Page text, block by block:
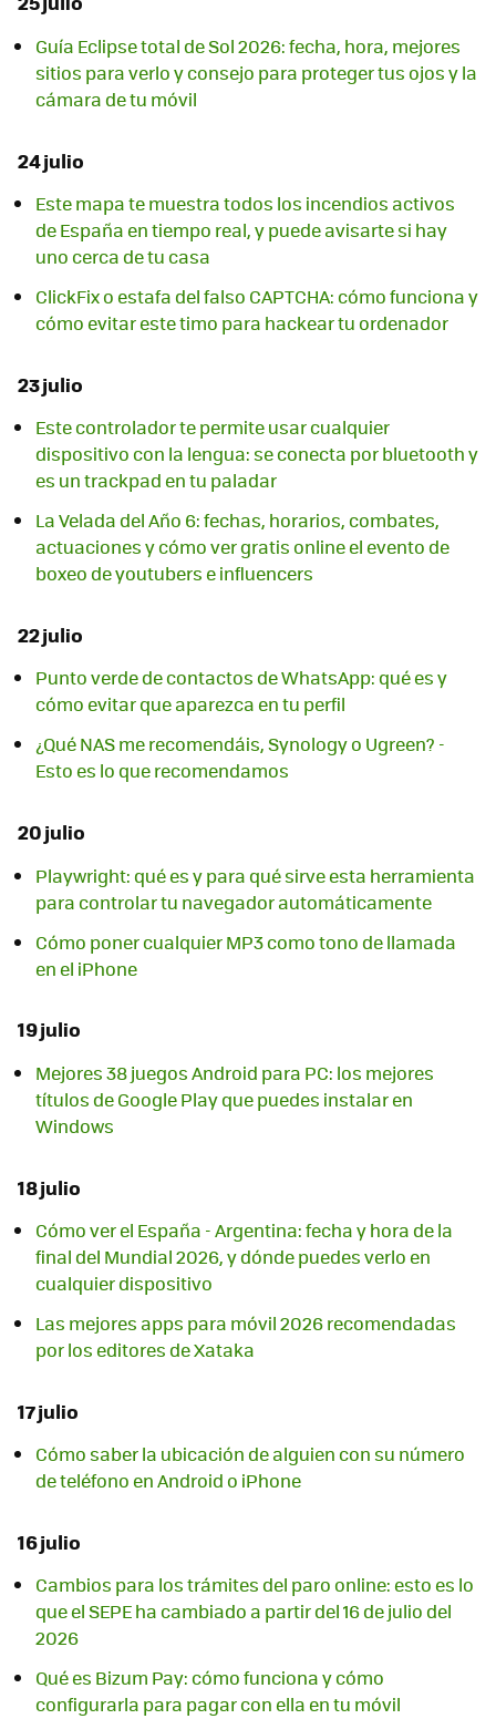
Guía Eclipse total de Sol 2026: fecha, hora, mejores
sitios para verlo y consejo para proteger tus ojos y la
cámara de tu móvil
24 julio
Este mapa te muestra todos los incendios activos
de España en tiempo real, y puede avisarte si hay
uno cerca de tu casa
ClickFix o estafa del falso CAPTCHA: cómo funciona y
cómo evitar este timo para hackear tu ordenador
23 julio
Este controlador te permite usar cualquier
dispositivo con la lengua: se conecta por bluetooth y
es un trackpad en tu paladar
La Velada del Año 6: fechas, horarios, combates,
actuaciones y cómo ver gratis online el evento de
boxeo de youtubers e influencers
22 julio
Punto verde de contactos de WhatsApp: qué es y
cómo evitar que aparezca en tu perfil
¿Qué NAS me recomendáis, Synology o Ugreen? -
Esto es lo que recomendamos
20 julio
Playwright: qué es y para qué sirve esta herramienta
para controlar tu navegador automáticamente
Cómo poner cualquier MP3 como tono de llamada
en el iPhone
19 julio
Mejores 38 juegos Android para PC: los mejores
títulos de Google Play que puedes instalar en
Windows
18 julio
Cómo ver el España - Argentina: fecha y hora de la
final del Mundial 2026, y dónde puedes verlo en
cualquier dispositivo
Las mejores apps para móvil 2026 recomendadas
por los editores de Xataka
17 julio
Cómo saber la ubicación de alguien con su número
de teléfono en Android o iPhone
16 julio
Cambios para los trámites del paro online: esto es lo
que el SEPE ha cambiado a partir del 16 de julio del
2026
Qué es Bizum Pay: cómo funciona y cómo
configurarla para pagar con ella en tu móvil